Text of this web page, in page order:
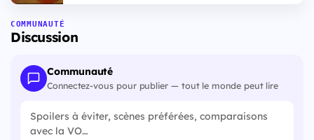
COMMUNAUTÉ
Discussion
Communauté
Connectez-vous pour publier — tout le monde peut lire